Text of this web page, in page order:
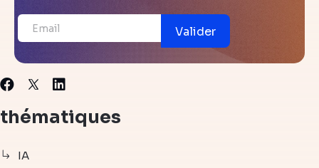
Valider
Facebook
X Linkedin
thématiques
IA